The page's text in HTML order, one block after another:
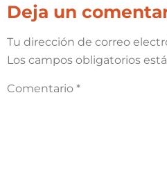
Deja un
Tu dirección de correo
Los campos obligatorios
Comentario *